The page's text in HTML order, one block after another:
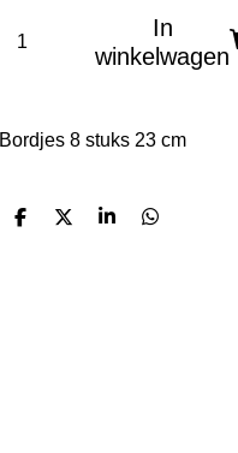
In
winkelwagen
Bordjes 8 stuks 23 cm
D
D
S
D